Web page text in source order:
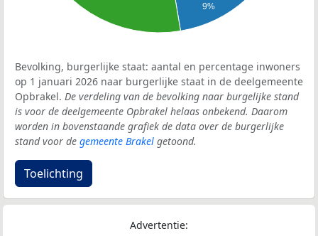
9%
Bevolking, burgerlijke staat: aantal en percentage inwoners
op 1 januari 2026 naar burgerlijke staat in de deelgemeente
Opbrakel. De verdeling van de bevolking naar burgelijke stand
is voor de deelgemeente Opbrakel helaas onbekend. Daarom
worden in bovenstaande grafiek de data over de burgerlijke
stand voor de gemeente Brakel getoond.
Toelichting
Advertentie: